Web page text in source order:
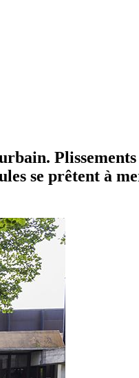
se prêtent à